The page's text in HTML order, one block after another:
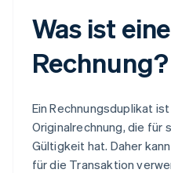
Was ist
Rechnung?
Ein Rechnungsduplikat
Originalrechnung, die
Gültigkeit hat. Daher
für die Transaktion